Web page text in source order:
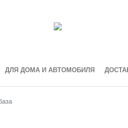
ДЛЯ ДОМА И АВТОМОБИЛЯ